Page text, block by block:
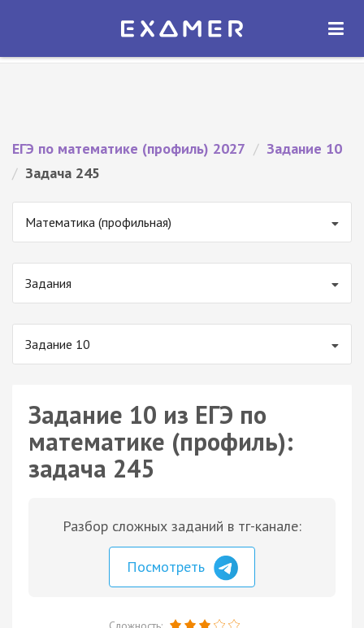
Экзамер — ЕГЭ 2027
ОТКРЫТЬ
ЕГЭ по математике (профиль) 2027 / Задание 10
/ Задача 245
Математика (профильная)
Задания
Задание 10
Задание 10 из ЕГЭ по
математике (профиль):
задача 245
Разбор сложных заданий в тг-канале:
Посмотреть